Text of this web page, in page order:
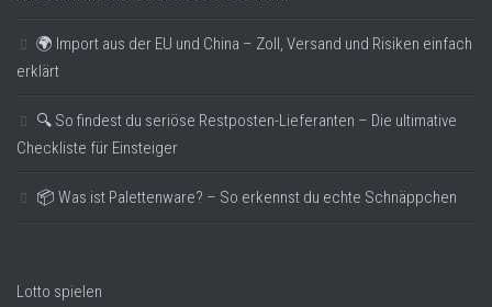
🌍 Import aus der EU und China – Zoll, Versand und Risiken einfach
erklärt
🔍 So findest du seriöse Restposten-Lieferanten – Die ultimative
Checkliste für Einsteiger
📦 Was ist Palettenware? – So erkennst du echte Schnäppchen
Lotto spielen